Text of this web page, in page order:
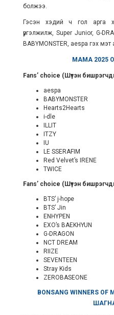
болжээ.
Гэсэн хэдий ч гол арга
үргэлжилж, Super Junior, G-
BABYMONSTER, aespa гэх мэт
МАМА 2025
Fans’ choice ( Шүтэн
aespa
BABYMONSTER
Hearts2Hearts
i-dle
ILLIT
ITZY
IU
LE SSERAFIM
Red Velvet’s IRENE
TWICE
Fans’ choice ( Шүтэн
BTS’ j-hope
BTS’ Jin
ENHYPEN
EXO’s BAEKHYUN
G-DRAGON
NCT DREAM
RIIZE
SEVENTEEN
Stray Kids
ZEROBASEONE
BONSANG WINNERS OF